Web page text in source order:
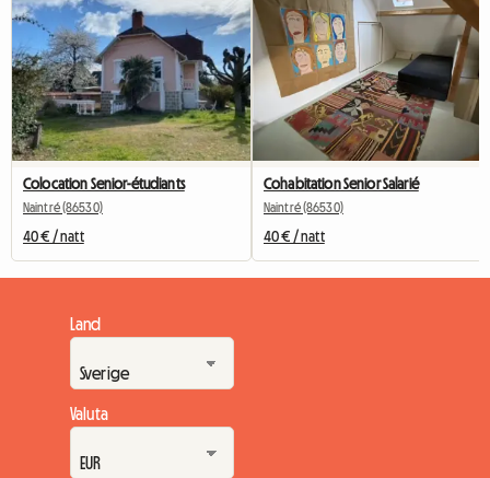
Colocation Senior-étudiants
Naintré (86530)
40 € / natt
Cohabitation Senior Salarié
Naintré (86530)
40 € / natt
Land
Valuta